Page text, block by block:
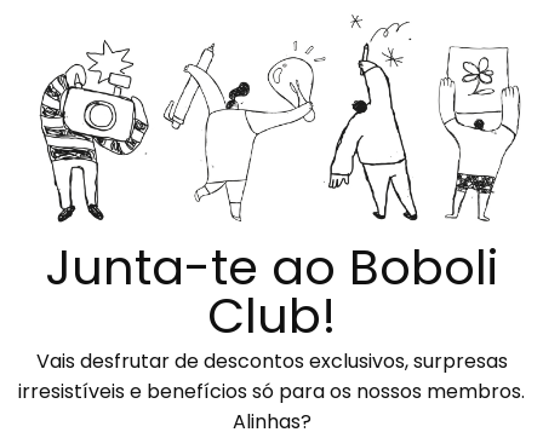
Junta-te ao Boboli
Club!
Vais desfrutar de descontos exclusivos, surpresas
irresistíveis e benefícios só para os nossos membros.
Alinhas?